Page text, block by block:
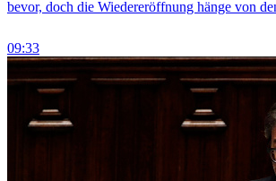
bevor, doch die Wiedereröffnung hänge von
09:33